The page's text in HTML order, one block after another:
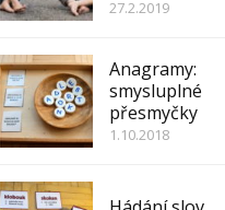
27.2.2019
Anagramy:
smysluplné
přesmyčky
1.10.2018